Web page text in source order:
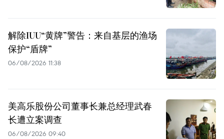
解除IUU“黄牌”警告：来自基层的渔场
保护“盾牌”
06/08/2026 11:38
美高乐股份公司董事长兼总经理武春
长遭立案调查
06/08/2026 09:40